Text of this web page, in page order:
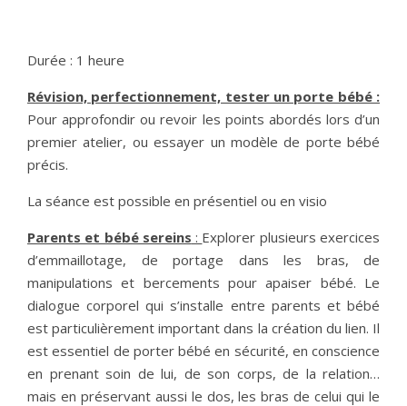
Durée : 1 heure
Révision, perfectionnement, tester un porte bébé :
Pour approfondir ou revoir les points abordés lors d’un
premier atelier, ou essayer un modèle de porte bébé
précis.
La séance est possible en présentiel ou en visio
Parents et bébé sereins : Explorer plusieurs exercices
d’emmaillotage, de portage dans les bras, de
manipulations et bercements pour apaiser bébé. Le
dialogue corporel qui s’installe entre parents et bébé
est particulièrement important dans la création du lien. Il
est essentiel de porter bébé en sécurité, en conscience
en prenant soin de lui, de son corps, de la relation…
mais en préservant aussi le dos, les bras de celui qui le